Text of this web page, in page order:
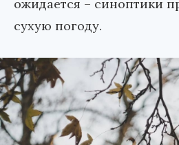
ожидается – синоптики
сухую погоду.